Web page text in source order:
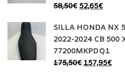
58,50€ 52,65€
SILLA HONDA NX
2022-2024 CB 500
77200MKPDQ1
175,50€ 157,95€